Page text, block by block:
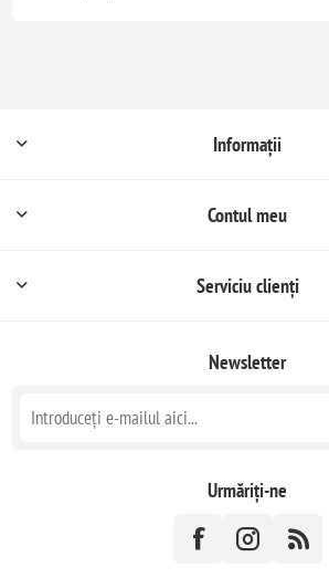
Informații
Contul meu
Serviciu clienți
Newsletter
Urmăriți-ne